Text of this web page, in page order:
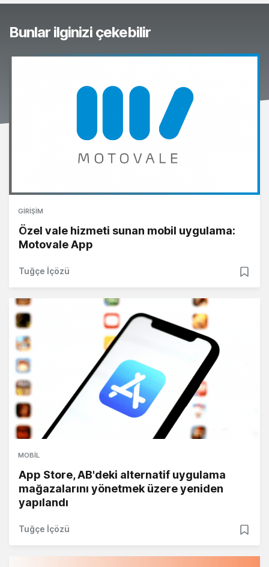
Bunlar ilginizi çekebilir
GIRIŞIM
Özel vale hizmeti sunan mobil uygulama:
Motovale App
Tuğçe İçözü
MOBIL
App Store, AB'deki alternatif uygulama
mağazalarını yönetmek üzere yeniden
yapılandı
Tuğçe İçözü